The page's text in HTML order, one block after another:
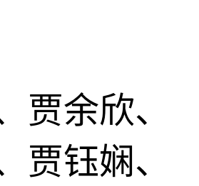
贾余欣、
贾钰娴、